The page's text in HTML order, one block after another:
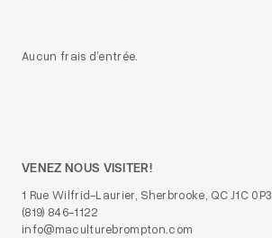
Aucun frais d’entrée.
VENEZ NOUS VISITER!
1 Rue Wilfrid-Laurier, Sherbrooke, QC J1C 0P3
(819) 846-1122
info@maculturebrompton.com